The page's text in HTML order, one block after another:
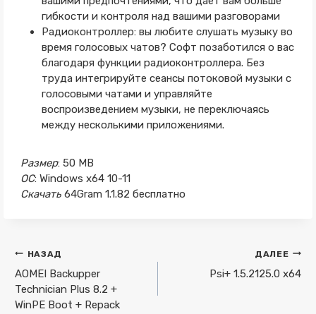
гибкости и контроля над вашими разговорами
Радиоконтроллер: вы любите слушать музыку во
время голосовых чатов? Софт позаботился о вас
благодаря функции радиоконтроллера. Без
труда интегрируйте сеансы потоковой музыки с
голосовыми чатами и управляйте
воспроизведением музыки, не переключаясь
между несколькими приложениями.
Размер: 50 MB
ОС: Windows x64 10-11
Скачать 64Gram 1.1.82 бесплатно
Навигация
по
записям
НАЗАД
AOMEI Backupper
Technician Plus 8.2 +
WinPE Boot + Repack
ДАЛЕЕ
Psi+ 1.5.2125.0 x64